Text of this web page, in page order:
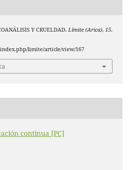
Y CRUELDAD. Límite (Arica), 15.
limite/article/view/167
continua [PC]